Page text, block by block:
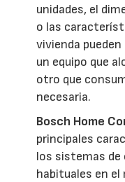
unidades, el
o las
vivienda
un equipo que
otro que
necesaria.
Bosch Home
principales
los sistemas
habituales en el